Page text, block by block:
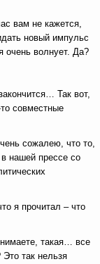
вам не кажется,
новый импульс
очень волнует. Да?
Так вот,
совместные
сожалею, что то,
нашей прессе со
я прочитал – что
такая… все
так нельзя